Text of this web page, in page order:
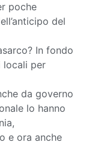
poche
del
In fondo
locali per
da governo
lo hanno
e ora anche